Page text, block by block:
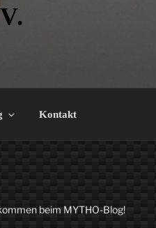
Kontakt
beim MYTHO-Blog!